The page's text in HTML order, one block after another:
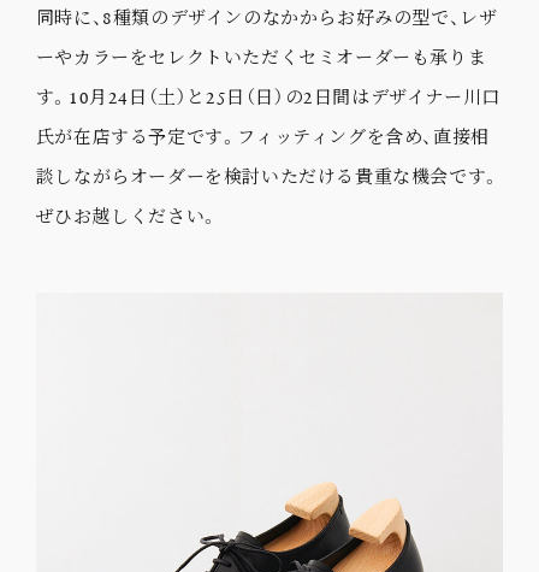
同時に、8種類のデザインのなかからお好みの型で、レザ
ーやカラーをセレクトいただくセミオーダーも承りま
す。10月24日（土）と25日（日）の2日間はデザイナー川口
氏が在店する予定です。フィッティングを含め、直接相
談しながらオーダーを検討いただける貴重な機会です。
ぜひお越しください。